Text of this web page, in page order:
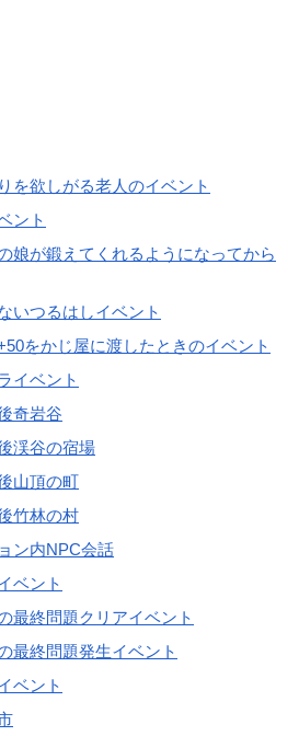
を欲しがる老人のイベント
ント
娘が鍛えてくれるようになってから
いつるはしイベント
をかじ屋に渡したときのイベント
イベント
奇岩谷
渓谷の宿場
山頂の町
竹林の村
ン内NPC会話
ベント
最終問題クリアイベント
最終問題発生イベント
ベント